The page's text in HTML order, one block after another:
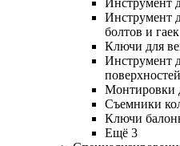
Инструмент
Инструмент
болтов и гаек
Ключи для
Инструмент
Монтировки
Съемники
Ключи
Ещё 3